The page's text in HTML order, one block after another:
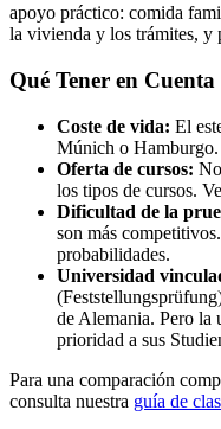
apoyo práctico: comida
la vivienda y los trámites, y
Qué Tener en Cuenta
Coste de vida: El
Múnich o
Oferta de cursos:
los tipos de cursos.
Dificultad de la
son más
probabilidades.
Universidad
de Alemania. Pero la
prioridad a sus
Para una comparación
consulta nuestra guía de